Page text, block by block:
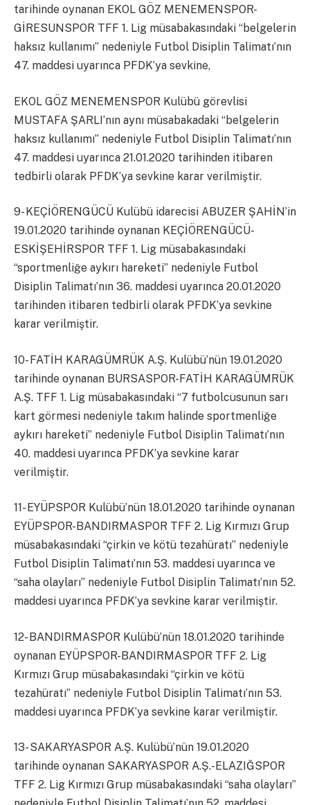
tarihinde oynanan EKOL GÖZ MENEMENSPOR-
GİRESUNSPOR TFF 1. Lig müsabakasındaki “belgelerin
haksız kullanımı” nedeniyle Futbol Disiplin Talimatı’nın
47. maddesi uyarınca PFDK’ya sevkine,
EKOL GÖZ MENEMENSPOR Kulübü görevlisi
MUSTAFA ŞARLI’nın aynı müsabakadaki “belgelerin
haksız kullanımı” nedeniyle Futbol Disiplin Talimatı’nın
47. maddesi uyarınca 21.01.2020 tarihinden itibaren
tedbirli olarak PFDK’ya sevkine karar verilmiştir.
9- KEÇİÖRENGÜCÜ Kulübü idarecisi ABUZER ŞAHİN’in
19.01.2020 tarihinde oynanan KEÇİÖRENGÜCÜ-
ESKİŞEHİRSPOR TFF 1. Lig müsabakasındaki
“sportmenliğe aykırı hareketi” nedeniyle Futbol
Disiplin Talimatı’nın 36. maddesi uyarınca 20.01.2020
tarihinden itibaren tedbirli olarak PFDK’ya sevkine
karar verilmiştir.
10- FATİH KARAGÜMRÜK A.Ş. Kulübü’nün 19.01.2020
tarihinde oynanan BURSASPOR-FATİH KARAGÜMRÜK
A.Ş. TFF 1. Lig müsabakasındaki “7 futbolcusunun sarı
kart görmesi nedeniyle takım halinde sportmenliğe
aykırı hareketi” nedeniyle Futbol Disiplin Talimatı’nın
40. maddesi uyarınca PFDK’ya sevkine karar
verilmiştir.
11- EYÜPSPOR Kulübü’nün 18.01.2020 tarihinde oynanan
EYÜPSPOR-BANDIRMASPOR TFF 2. Lig Kırmızı Grup
müsabakasındaki “çirkin ve kötü tezahüratı” nedeniyle
Futbol Disiplin Talimatı’nın 53. maddesi uyarınca ve
“saha olayları” nedeniyle Futbol Disiplin Talimatı’nın 52.
maddesi uyarınca PFDK’ya sevkine karar verilmiştir.
12- BANDIRMASPOR Kulübü’nün 18.01.2020 tarihinde
oynanan EYÜPSPOR-BANDIRMASPOR TFF 2. Lig
Kırmızı Grup müsabakasındaki “çirkin ve kötü
tezahüratı” nedeniyle Futbol Disiplin Talimatı’nın 53.
maddesi uyarınca PFDK’ya sevkine karar verilmiştir.
13- SAKARYASPOR A.Ş. Kulübü’nün 19.01.2020
tarihinde oynanan SAKARYASPOR A.Ş.-ELAZIĞSPOR
TFF 2. Lig Kırmızı Grup müsabakasındaki “saha olayları”